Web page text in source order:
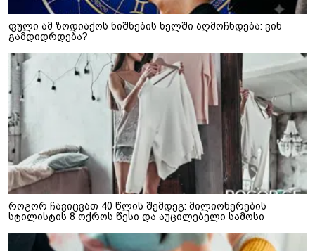
ფული ამ ზოდიაქოს ნიშნების ხელში აღმოჩნდება: ვინ
გამდიდრდება?
როგორ ჩავიცვათ 40 წლის შემდეგ: მილიონერების
სტილისტის 8 ოქროს წესი და აუცილებელი სამოსი